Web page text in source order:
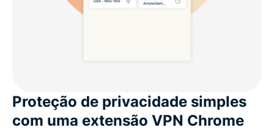
Proteção de privacidade simples
com uma extensão VPN Chrome